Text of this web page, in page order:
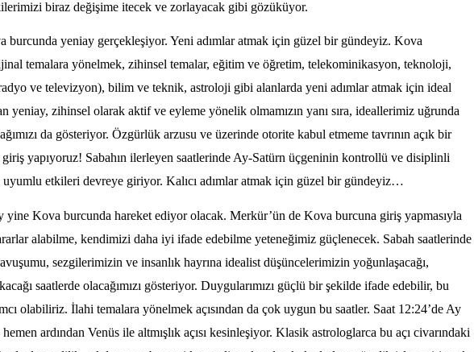
biraz değişime itecek ve zorlayacak gibi gözüküyor.
burcunda yeniay gerçekleşiyor. Yeni adımlar atmak için güzel bir gündeyiz. Kova
temalara yönelmek, zihinsel temalar, eğitim ve öğretim, telekominikasyon, teknoloji,
ve televizyon), bilim ve teknik, astroloji gibi alanlarda yeni adımlar atmak için ideal
yeniay, zihinsel olarak aktif ve eyleme yönelik olmamızın yanı sıra, ideallerimiz uğrunda
da gösteriyor. Özgürlük arzusu ve üzerinde otorite kabul etmeme tavrının açık bir
yapıyoruz! Sabahın ilerleyen saatlerinde Ay-Satürn üçgeninin kontrollü ve disiplinli
uyumlu etkileri devreye giriyor. Kalıcı adımlar atmak için güzel bir gündeyiz…
yine Kova burcunda hareket ediyor olacak. Merkür’ün de Kova burcuna giriş yapmasıyla
alabilme, kendimizi daha iyi ifade edebilme yeteneğimiz güçlenecek. Sabah saatlerinde
sezgilerimizin ve insanlık hayrına idealist düşüncelerimizin yoğunlaşacağı,
saatlerde olacağımızı gösteriyor. Duygularımızı güçlü bir şekilde ifade edebilir, bu
olabiliriz. İlahi temalara yönelmek açısından da çok uygun bu saatler. Saat 12:24’de Ay
ardından Venüs ile altmışlık açısı kesinleşiyor. Klasik astrologlarca bu açı civarındaki